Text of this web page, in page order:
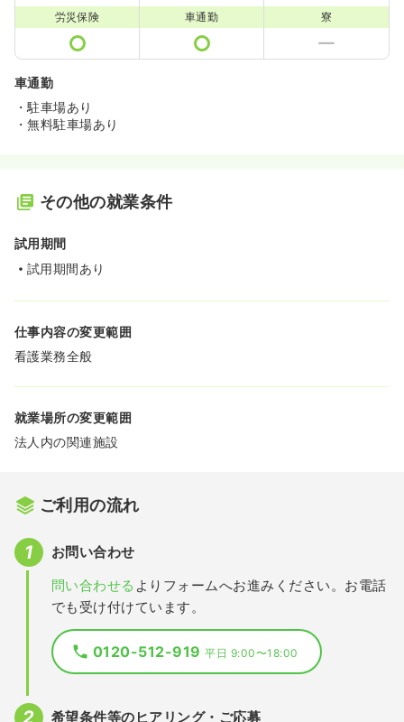
労災保険 車通勤 寮
車通勤
・駐車場あり
・無料駐車場あり
その他の就業条件
試用期間
試用期間あり
仕事内容の変更範囲
看護業務全般
就業場所の変更範囲
法人内の関連施設
ご利用の流れ
お問い合わせ
問い合わせる よりフォームへお進みください。お電話
でも受け付けています。
0120-512-919平日 9:00〜18:00
希望条件等のヒアリング・ご応募